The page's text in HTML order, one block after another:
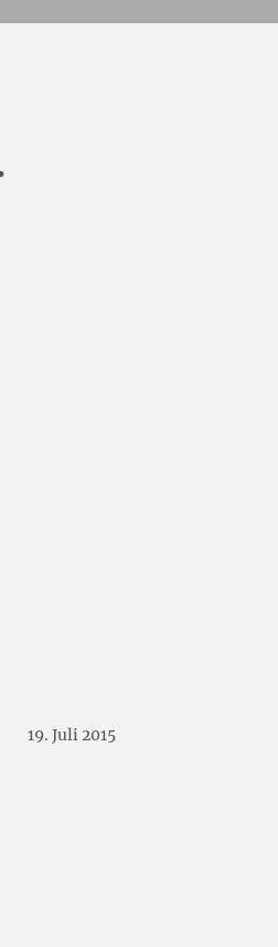
19. Juli 2015